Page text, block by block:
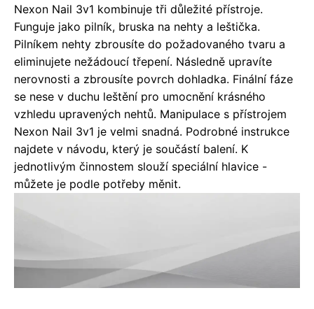
Nexon Nail 3v1 kombinuje tři důležité přístroje.
Funguje jako pilník, bruska na nehty a leštička.
Pilníkem nehty zbrousíte do požadovaného tvaru a
eliminujete nežádoucí třepení. Následně upravíte
nerovnosti a zbrousíte povrch dohladka. Finální fáze
se nese v duchu leštění pro umocnění krásného
vzhledu upravených nehtů. Manipulace s přístrojem
Nexon Nail 3v1 je velmi snadná. Podrobné instrukce
najdete v návodu, který je součástí balení. K
jednotlivým činnostem slouží speciální hlavice -
můžete je podle potřeby měnit.